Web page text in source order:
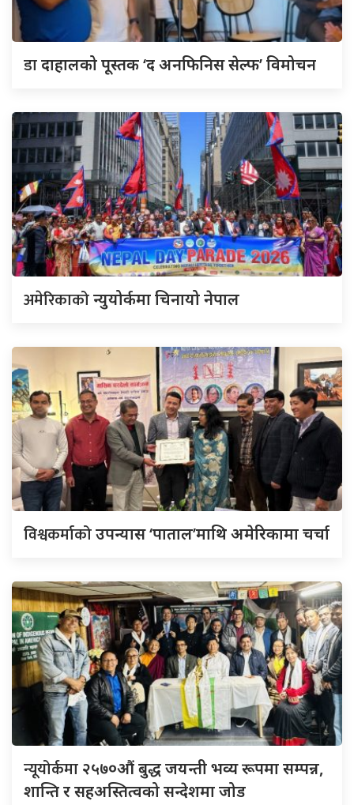
डादाहालको पूस्तक ‘द अनफिनिस सेल्फ’ विमोचन
अमेरिकाकोन्युयोर्कमा चिनायो नेपाल
विश्वकर्माकोउपन्यास ‘पाताल’माथि अमेरिकामा चर्चा
न्यूयोर्कमा २५७०औं बुद्ध जयन्ती भव्य रूपमा सम्पन्न,
शान्ति र सहअस्तित्वको सन्देशमा जोड